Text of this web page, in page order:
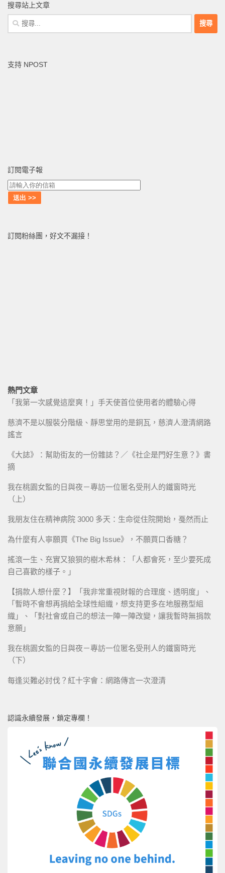
搜尋站上文章
搜
尋
字:
支持 NPOST
訂閱電子報
訂閱粉絲團，好文不漏接！
熱門文章
「我第一次感覺這麼爽！」手天使首位使用者的體驗心得
慈濟不是以服裝分階級、靜思堂用的是銅瓦，慈濟人澄清網路
謠言
《大誌》：幫助街友的一份雜誌？／《社企是門好生意？》書
摘
我在桃園女監的日與夜－專訪一位匿名受刑人的鐵窗時光
（上）
我朋友住在精神病院 3000 多天：生命從住院開始，戞然而止
為什麼有人寧願買《The Big Issue》，不願買口香糖？
搖滾一生、充實又狼狽的樹木希林：「人都會死，至少要死成
自己喜歡的樣子。」
【捐款人想什麼？】「我非常重視財報的合理度、透明度」、
「暫時不會想再捐給全球性組織，想支持更多在地服務型組
織」、「對社會或自己的想法一陣一陣改變，讓我暫時無捐款
意願」
我在桃園女監的日與夜－專訪一位匿名受刑人的鐵窗時光
（下）
每逢災難必討伐？紅十字會：網路傳言一次澄清
認識永續發展，鎖定專欄！